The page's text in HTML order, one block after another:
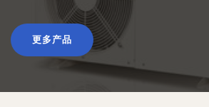
更多产品